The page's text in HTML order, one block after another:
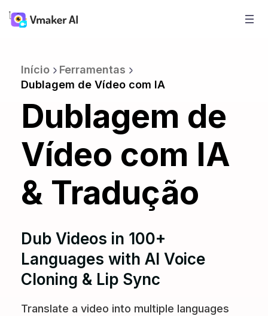
Início
Ferramentas
Dublagem de Vídeo com IA
Dublagem de
Vídeo com IA
& Tradução
Dub Videos in 100+
Languages with AI Voice
Cloning & Lip Sync
Translate a video into multiple languages